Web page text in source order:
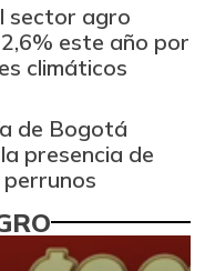
sector agro
este año por
climáticos
de Bogotá
presencia de